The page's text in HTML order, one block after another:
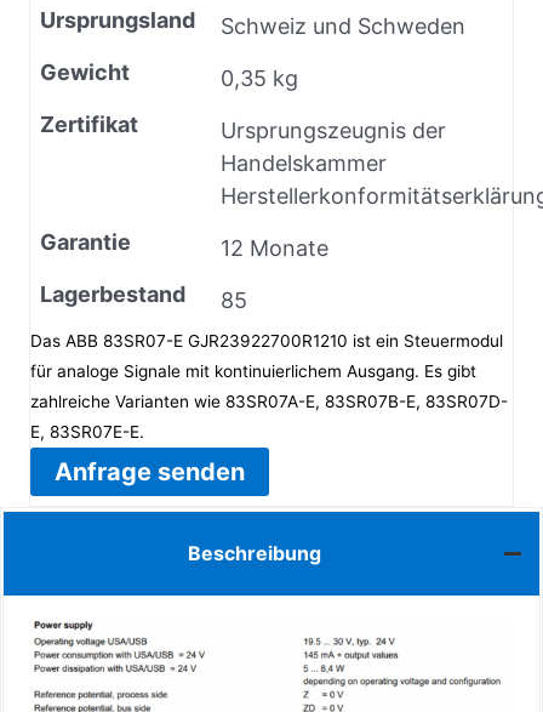
Ursprungsland
Schweiz und Schweden
Gewicht
0,35 kg
Zertifikat
Ursprungszeugnis der
Handelskammer
Garantie
12 Monate
Lagerbestand
85
Das ABB 83SR07-E GJR23922700R1210 ist ein Steuermodul
für analoge Signale mit kontinuierlichem Ausgang. Es gibt
zahlreiche Varianten wie 83SR07A-E, 83SR07B-E, 83SR07D-
E, 83SR07E-E.
Anfrage senden
Beschreibung